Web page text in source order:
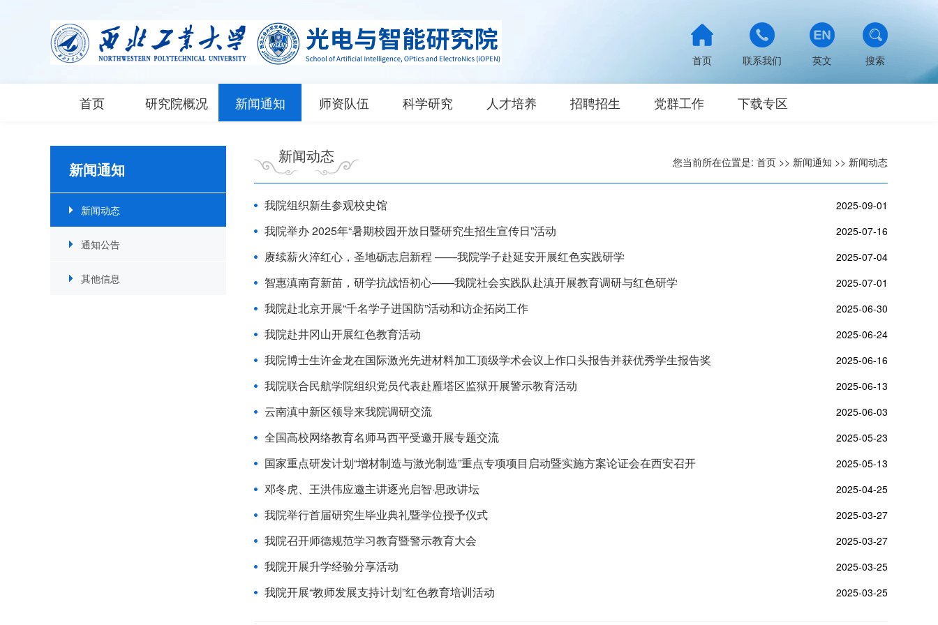
搜索
英文
联系我们
首页
首页 研究院概况 新闻通知 师资队伍 科学研究 人才培养 招聘招生 党群工作 下载专区
新闻通知
新闻动态
通知公告
其他信息
新闻动态 您当前所在位置是: 首页 >> 新闻通知 >> 新闻动态
我院组织新生参观校史馆 2025-09-01
我院举办 2025年“暑期校园开放日暨研究生招生宣传日”活动 2025-07-16
赓续薪火淬红心，圣地砺志启新程 ——我院学子赴延安开展红色实践研学 2025-07-04
智惠滇南育新苗，研学抗战悟初心——我院社会实践队赴滇开展教育调研与红色研学 2025-07-01
我院赴北京开展“千名学子进国防”活动和访企拓岗工作 2025-06-30
我院赴井冈山开展红色教育活动 2025-06-24
我院博士生许金龙在国际激光先进材料加工顶级学术会议上作口头报告并获优秀学生报告奖 2025-06-16
我院联合民航学院组织党员代表赴雁塔区监狱开展警示教育活动 2025-06-13
云南滇中新区领导来我院调研交流 2025-06-03
全国高校网络教育名师马西平受邀开展专题交流 2025-05-23
国家重点研发计划“增材制造与激光制造”重点专项项目启动暨实施方案论证会在西安召开 2025-05-13
邓冬虎、王洪伟应邀主讲逐光启智·思政讲坛 2025-04-25
我院举行首届研究生毕业典礼暨学位授予仪式 2025-03-27
我院召开师德规范学习教育暨警示教育大会 2025-03-27
我院开展升学经验分享活动 2025-03-25
我院开展“教师发展支持计划”红色教育培训活动 2025-03-25